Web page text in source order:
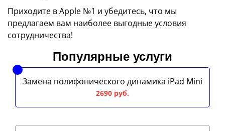
Приходите в Apple №1 и убедитесь, что мы
предлагаем вам наиболее выгодные условия
сотрудничества!
Популярные услуги
Замена полифонического динамика iPad Mini
2690 руб.